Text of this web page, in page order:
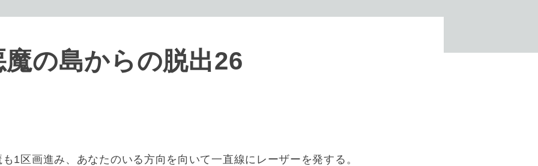
の島からの脱出26
1区画進み、あなたのいる方向を向いて一直線にレーザーを発する。